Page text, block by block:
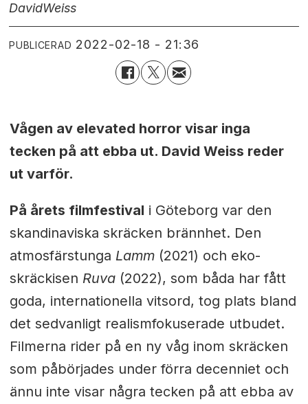
DavidWeiss
PUBLICERAD 2022-02-18 - 21:36
Vågen av elevated horror visar inga
tecken på att ebba ut. David Weiss reder
ut varför.
På årets filmfestival i Göteborg var den
skandinaviska skräcken brännhet. Den
atmosfärstunga Lamm(2021) och eko-
skräckisen Ruva(2022), som båda har fått
goda, internationella vitsord, tog plats bland
det sedvanligt realismfokuserade utbudet.
Filmerna rider på en ny våg inom skräcken
som påbörjades under förra decenniet och
ännu inte visar några tecken på att ebba av